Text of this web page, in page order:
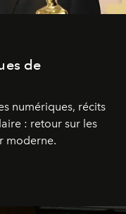
de
numériques, récits
: retour sur les
moderne.